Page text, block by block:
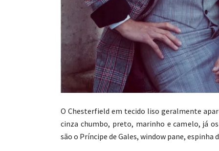
O Chesterfield em tecido liso geralmente
cinza chumbo, preto, marinho e camelo, já
são o Príncipe de Gales, window pane, espinha